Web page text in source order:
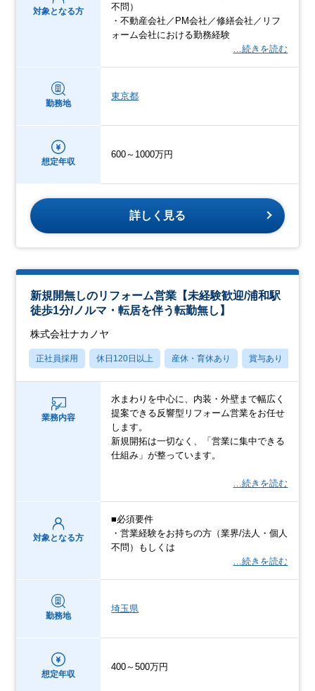
対象となる方
不問）
・不動産会社／PM会社／修繕会社／リフ
ォーム会社における勤務経験
…続きを読む
勤務地
東京都
想定年収
600～1000万円
詳しく見る
新規開無しのリフォーム営業【未経験歓迎/浦和駅
徒歩1分/ノルマ・転居を伴う転勤無し】
株式会社ナカノヤ
正社員採用 休日120日以上 産休・育休あり 賞与あり
業務内容
水まわりを中心に、内装・外壁まで幅広く
提案できる反響型リフォーム営業をお任せ
します。
新規開拓は一切なく、「営業に集中できる
仕組み」が整っています。
…続きを読む
対象となる方
■必須要件
・営業経験をお持ちの方（業界/法人・個人
不問）もしくは
…続きを読む
勤務地
埼玉県
想定年収
400～500万円